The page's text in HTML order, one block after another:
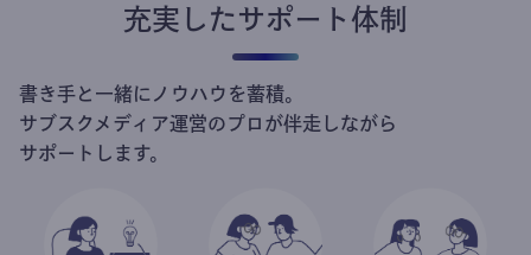
充実したサポート体制
書き手と一緒にノウハウを蓄積。
サブスクメディア運営のプロが伴走しながら
サポートします。